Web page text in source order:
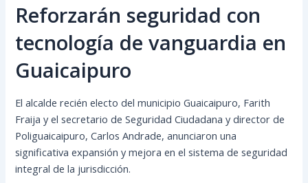
Reforzarán seguridad con
tecnología de vanguardia en
Guaicaipuro
El alcalde recién electo del municipio Guaicaipuro, Farith
Fraija y el secretario de Seguridad Ciudadana y director de
Poliguaicaipuro, Carlos Andrade, anunciaron una
significativa expansión y mejora en el sistema de seguridad
integral de la jurisdicción.